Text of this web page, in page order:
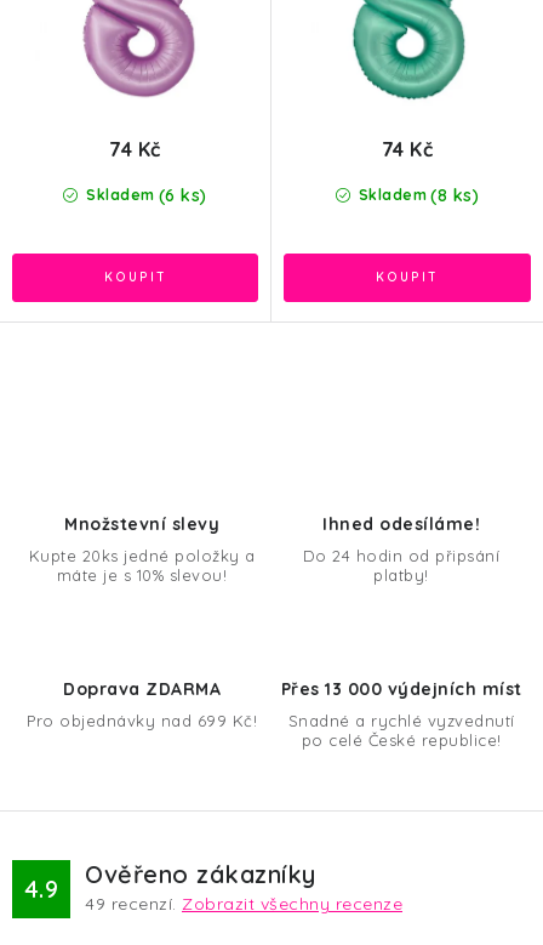
Skladem (6 ks)
74 Kč
Skladem (8 ks)
74 Kč
v
p
Množstevní slevy
Kupte 20ks jedné položky a
máte je s 10% slevou!
Ihned odesíláme!
Do 24 hodin od připsání
platby!
Doprava ZDARMA
Pro objednávky nad 699 Kč!
Přes 13 000 výdejních míst
Snadné a rychlé vyzvednutí
po celé České republice!
4.9 Ověřeno zákazníky
49 recenzí. Zobrazit všechny recenze